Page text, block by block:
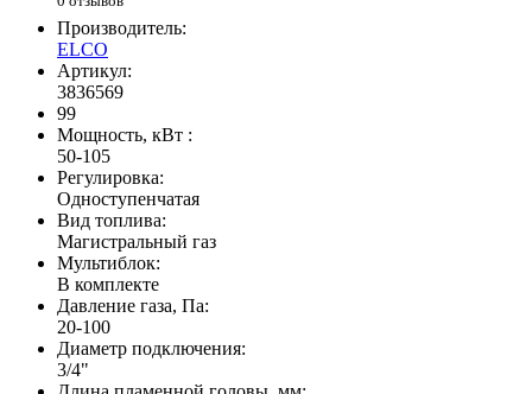
Производитель:
ELCO
Артикул:
3836569
99
Мощность, кВт :
50-105
Регулировка:
Одноступенчатая
Вид топлива:
Магистральный газ
Мультиблок:
В комплекте
Давление газа, Па:
20-100
Диаметр подключения:
3/4"